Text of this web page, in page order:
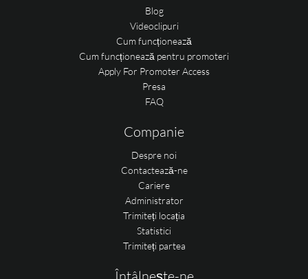
Blog
Videoclipuri
Cum funcționează
Cum funcționează pentru promoteri
Apply For Promoter Access
Presa
FAQ
Companie
Despre noi
Contactează-ne
Cariere
Administrator
Trimiteți locația
Statistici
Trimiteți partea